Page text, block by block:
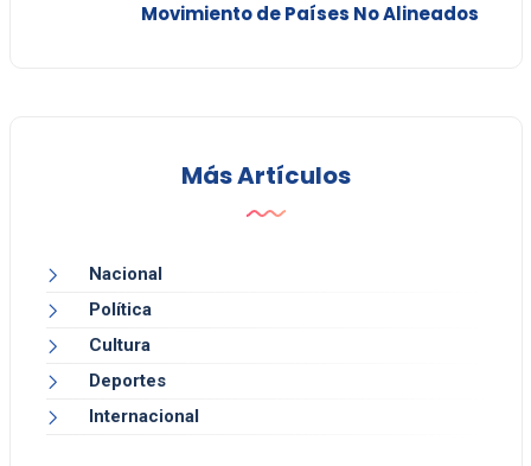
Movimiento de Países No Alineados
Más Artículos
Nacional
Política
Cultura
Deportes
Internacional